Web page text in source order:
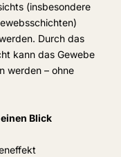
(insbesondere
Durch das
kann das Gewebe
werden – ohne
Blick